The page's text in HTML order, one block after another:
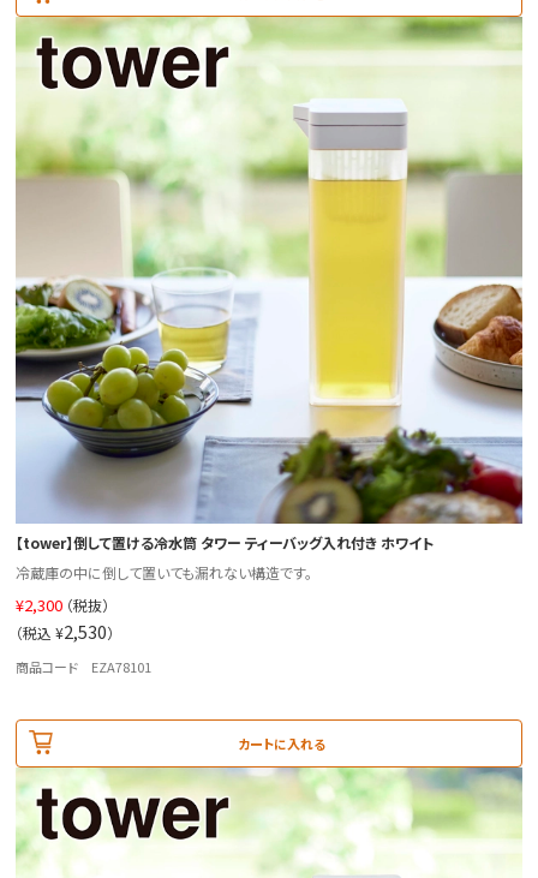
【tower】倒して置ける冷水筒 タワー ティーバッグ入れ付き ホワイト
冷蔵庫の中に倒して置いても漏れない構造です。
¥2,300 （税抜）
（税込 ¥2,530）
商品コード EZA78101
カートに入れる